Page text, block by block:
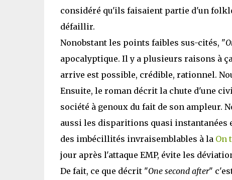
considéré qu'ils faisaient partie d'un
défaillir.
Nonobstant les points faibles sus-cités, "
apocalyptique. Il y a plusieurs raisons à
arrive est possible, crédible, rationnel.
Ensuite, le roman décrit la chute d'une
société à genoux du fait de son ampleur.
aussi les disparitions quasi instantanées
des imbécillités invraisemblables à la On
jour après l'attaque EMP, évite les
De fait, ce que décrit "One second after"